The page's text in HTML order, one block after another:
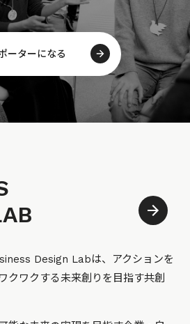
ーターになる
Design Labは、アクションを
クワクする未来創りを目指す共創